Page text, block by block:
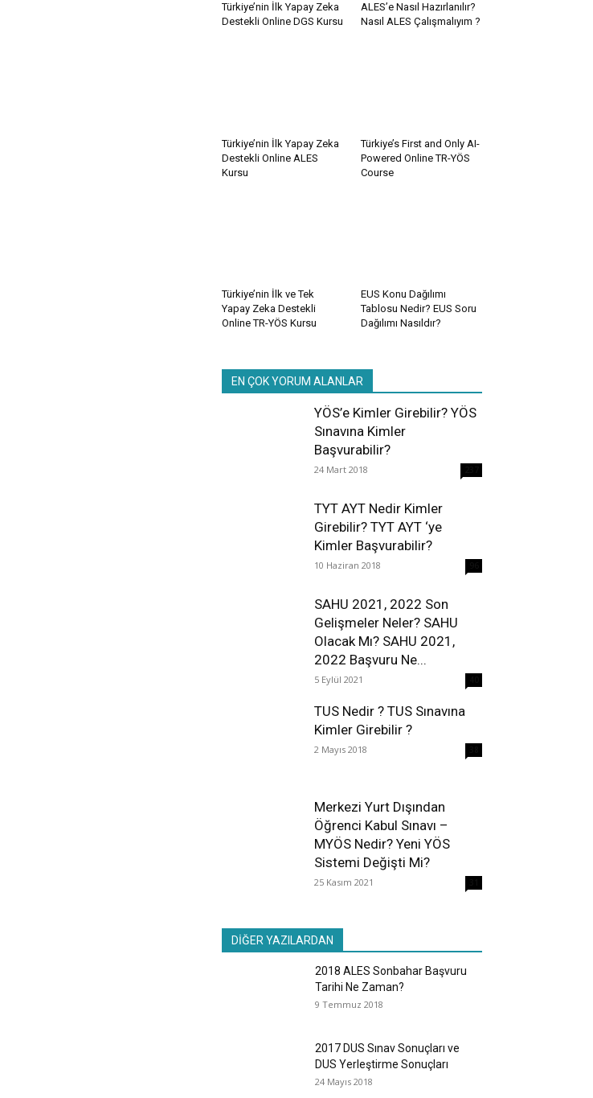
Türkiye’nin İlk Yapay Zeka
Destekli Online DGS Kursu
ALES’e Nasıl Hazırlanılır?
Nasıl ALES Çalışmalıyım ?
Türkiye’nin İlk Yapay Zeka
Destekli Online ALES
Kursu
Türkiye’s First and Only AI-
Powered Online TR-YÖS
Course
Türkiye’nin İlk ve Tek
Yapay Zeka Destekli
Online TR-YÖS Kursu
EUS Konu Dağılımı
Tablosu Nedir? EUS Soru
Dağılımı Nasıldır?
EN ÇOK YORUM ALANLAR
YÖS’e Kimler Girebilir? YÖS
Sınavına Kimler
Başvurabilir?
24 Mart 2018
TYT AYT Nedir Kimler
Girebilir? TYT AYT ‘ye
Kimler Başvurabilir?
10 Haziran 2018
SAHU 2021, 2022 Son
Gelişmeler Neler? SAHU
Olacak Mı? SAHU 2021,
2022 Başvuru Ne...
5 Eylül 2021
TUS Nedir ? TUS Sınavına
Kimler Girebilir ?
2 Mayıs 2018
Merkezi Yurt Dışından
Öğrenci Kabul Sınavı –
MYÖS Nedir? Yeni YÖS
Sistemi Değişti Mi?
25 Kasım 2021
DİĞER YAZILARDAN
2018 ALES Sonbahar Başvuru
Tarihi Ne Zaman?
9 Temmuz 2018
2017 DUS Sınav Sonuçları ve
DUS Yerleştirme Sonuçları
24 Mayıs 2018